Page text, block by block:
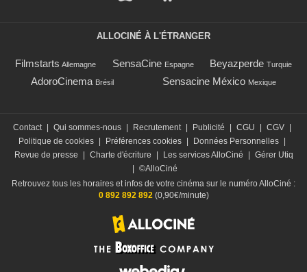
ALLOCINÉ À L'ÉTRANGER
Filmstarts Allemagne SensaCine Espagne Beyazperde Turquie
AdoroCinema Brésil Sensacine México Mexique
Contact Qui sommes-nous Recrutement Publicité CGU CGV
Politique de cookies
Préférences cookies Données Personnelles
Revue de presse
Charte d'écriture Les services AlloCiné
Gérer Utiq
©AlloCiné
Retrouvez tous les horaires et infos de votre cinéma sur le numéro AlloCiné :
0 892 892 892(0,90€/minute)